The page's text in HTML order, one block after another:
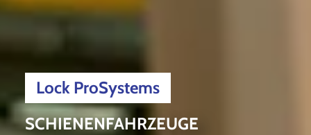
SCHIENENFAHRZEUGE
Lock ProSystems